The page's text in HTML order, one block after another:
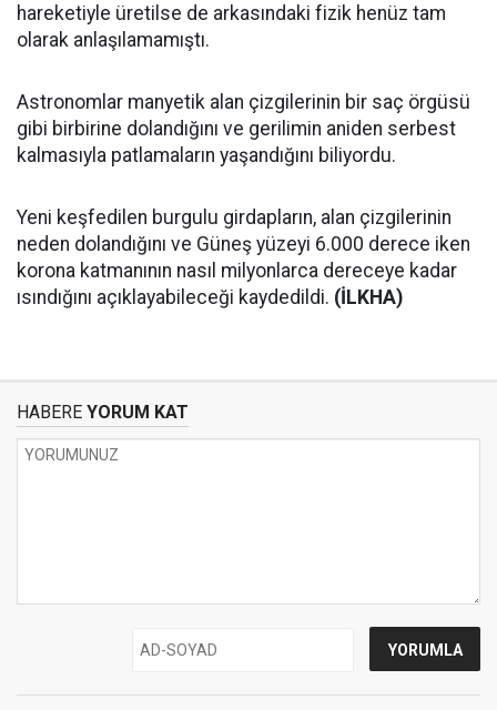
hareketiyle üretilse de arkasındaki fizik henüz tam
olarak anlaşılamamıştı.
Astronomlar manyetik alan çizgilerinin bir saç örgüsü
gibi birbirine dolandığını ve gerilimin aniden serbest
kalmasıyla patlamaların yaşandığını biliyordu.
Yeni keşfedilen burgulu girdapların, alan çizgilerinin
neden dolandığını ve Güneş yüzeyi 6.000 derece iken
korona katmanının nasıl milyonlarca dereceye kadar
ısındığını açıklayabileceği kaydedildi. (İLKHA)
HABERE YORUM KAT